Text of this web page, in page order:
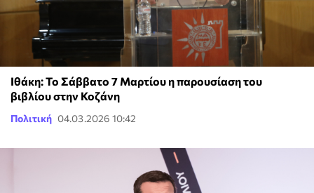
Ιθάκη: To Σάββατο 7 Μαρτίου η παρουσίαση του
βιβλίου στην Κοζάνη
Πολιτική 04.03.2026 10:42